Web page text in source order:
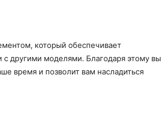
который обеспечивает
другими моделями. Благодаря этому вы
время и позволит вам насладиться